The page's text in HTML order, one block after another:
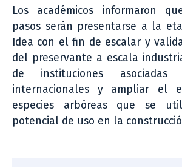
Los académicos informaron
pasos serán presentarse a la
Idea con el fin de escalar y
del preservante a escala
de instituciones asociadas
internacionales y ampliar el
especies arbóreas que se
potencial de uso en la